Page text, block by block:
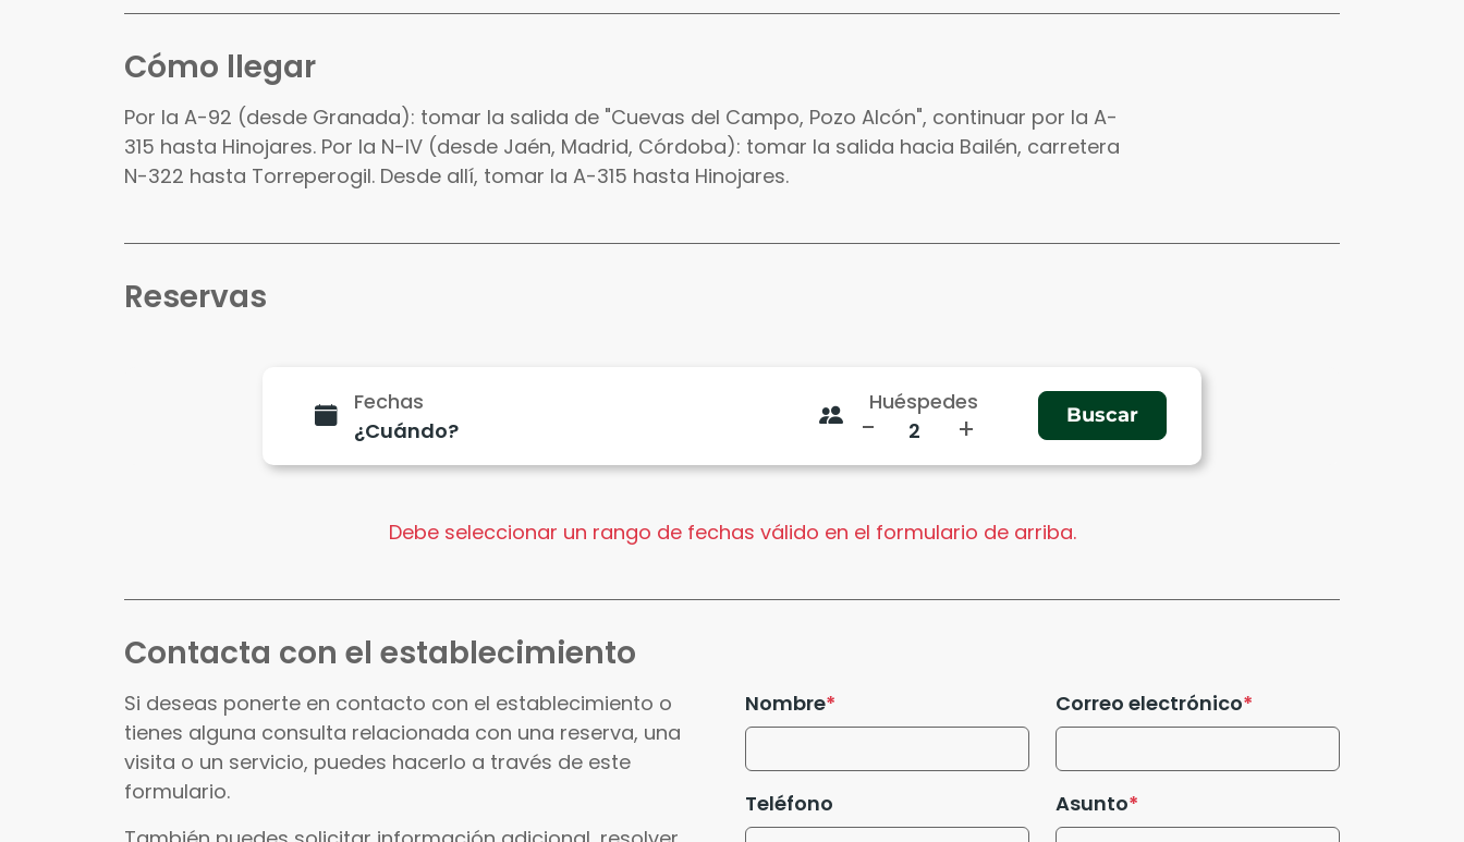
Cómo llegar
Por la A-92 (desde Granada): tomar la salida de "Cuevas del Campo, Pozo Alcón", continuar por la A-
315 hasta Hinojares. Por la N-IV (desde Jaén, Madrid, Córdoba): tomar la salida hacia Bailén, carretera
N-322 hasta Torreperogil. Desde allí, tomar la A-315 hasta Hinojares.
Reservas
Fechas Huéspedes
- +
Debe seleccionar un rango de fechas válido en el formulario de arriba.
Contacta con el establecimiento
Si deseas ponerte en contacto con el establecimiento o
tienes alguna consulta relacionada con una reserva, una
visita o un servicio, puedes hacerlo a través de este
formulario.
Nombre Correo electrónico
Teléfono Asunto